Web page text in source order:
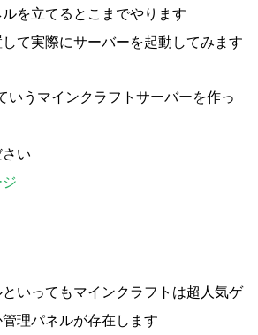
を立てるとこまでやります
て実際にサーバーを起動してみます
うマインクラフトサーバーを作っ
い
いってもマインクラフトは超人気ゲ
理パネルが存在します